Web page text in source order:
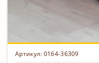
Артикул: 0164-36309